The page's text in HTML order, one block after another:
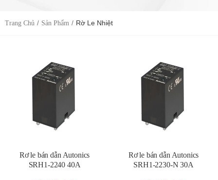
Trang Chủ Sản Phẩm Rờ Le Nhiệt
Rơ le bán dẫn Autonics
SRH1-2240 40A
Rơ le bán dẫn Autonics
SRH1-2230-N 30A